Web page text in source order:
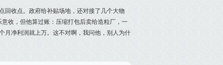
回收点。政府给补贴场地，还对接了几个大物
收，但他算过账：压缩打包后卖给造粒厂，一
月净利润就上万。这不对啊，我问他，别人为什